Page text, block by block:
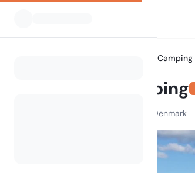
Løgballe Camping
Løgballe Camping
Løgballevej 12, 7140 Stouby, Denmark